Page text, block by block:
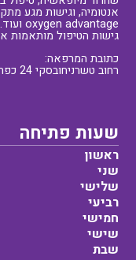
אנטומיה, וגישות מגע
oxygen advantage ועוד.
גישות הטיפול מותאמות
כתובת המרפאה:
רחוב טשרניחובסקי 24 כפר סבא
שעות פתיחה
ראשון
שני
שלישי
רביעי
חמישי
שישי
שבת